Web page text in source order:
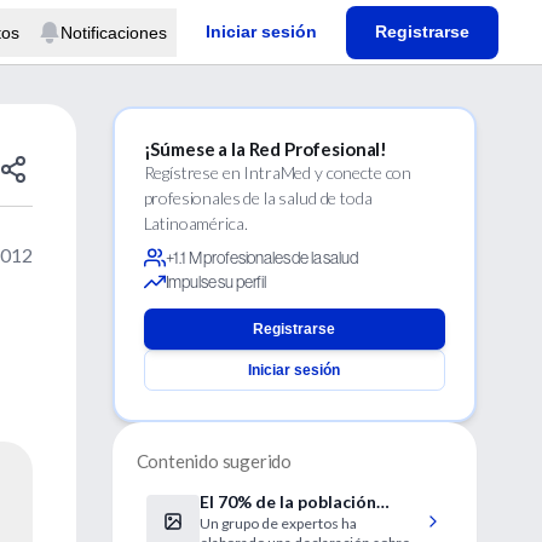
Notificaciones Iniciar sesión Registrarse
¡Súmese a la Red Profesional!
Regístrese en IntraMed y conecte con
profesionales de la salud de toda
Latinoamérica.
+1.1 M profesionales de la salud
Impulse su perfil
Registrarse
Iniciar sesión
Contenido sugerido
El 70% de la población
europea tiene un nivel bajo
Un grupo de expertos ha